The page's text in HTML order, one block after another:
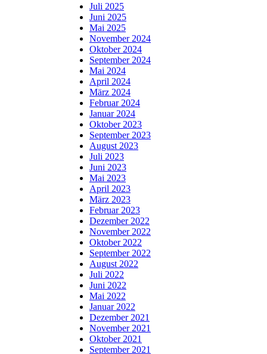
Juli 2025
Juni 2025
Mai 2025
November 2024
Oktober 2024
September 2024
Mai 2024
April 2024
März 2024
Februar 2024
Januar 2024
Oktober 2023
September 2023
August 2023
Juli 2023
Juni 2023
Mai 2023
April 2023
März 2023
Februar 2023
Dezember 2022
November 2022
Oktober 2022
September 2022
August 2022
Juli 2022
Juni 2022
Mai 2022
Januar 2022
Dezember 2021
November 2021
Oktober 2021
September 2021